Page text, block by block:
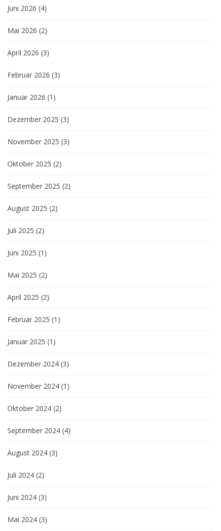
Juni 2026 (4)
Mai 2026 (2)
April 2026 (3)
Februar 2026 (3)
Januar 2026 (1)
Dezember 2025 (3)
November 2025 (3)
Oktober 2025 (2)
September 2025 (2)
August 2025 (2)
Juli 2025 (2)
Juni 2025 (1)
Mai 2025 (2)
April 2025 (2)
Februar 2025 (1)
Januar 2025 (1)
Dezember 2024 (3)
November 2024 (1)
Oktober 2024 (2)
September 2024 (4)
August 2024 (3)
Juli 2024 (2)
Juni 2024 (3)
Mai 2024 (3)